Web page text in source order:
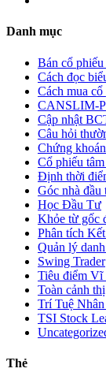
Danh mục
Bán cổ
Cách đọc
Cách mua cổ
CANSLIM-
Cập nhật
Câu hỏi
Chứng
Cổ phiếu
Định thời
Góc nhà đầu
Học Đầu Tư
Khỏe từ gốc
Phân tích
Quản lý
Swing Trader
Tiêu điểm Vĩ
Toàn cảnh
Trí Tuệ
TSI Stock
Thẻ